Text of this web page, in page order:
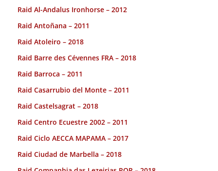
Raid Al-Andalus Ironhorse – 2012
Raid Antoñana – 2011
Raid Atoleiro – 2018
Raid Barre des Cévennes FRA – 2018
Raid Barroca – 2011
Raid Casarrubio del Monte – 2011
Raid Castelsagrat – 2018
Raid Centro Ecuestre 2002 – 2011
Raid Ciclo AECCA MAPAMA – 2017
Raid Ciudad de Marbella – 2018